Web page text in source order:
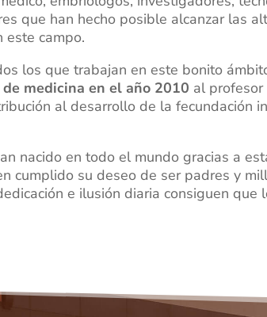
que han hecho posible alcanzar las
este campo.
los que trabajan en este bonito
medicina en el año 2010 al
al desarrollo de la fecundación
nacido en todo el mundo gracias a
cumplido su deseo de ser padres y
e ilusión diaria consiguen que